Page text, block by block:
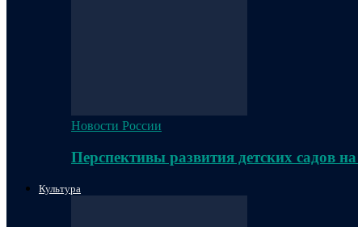
Новости России
Перспективы развития детских садов
Культура